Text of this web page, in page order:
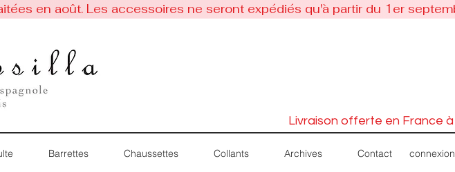
en août. Les accessoires ne seront expédiés qu'à partir du 1er
connexion
Barrettes Chaussettes Collants Archives Contact
Livraison offerte en France